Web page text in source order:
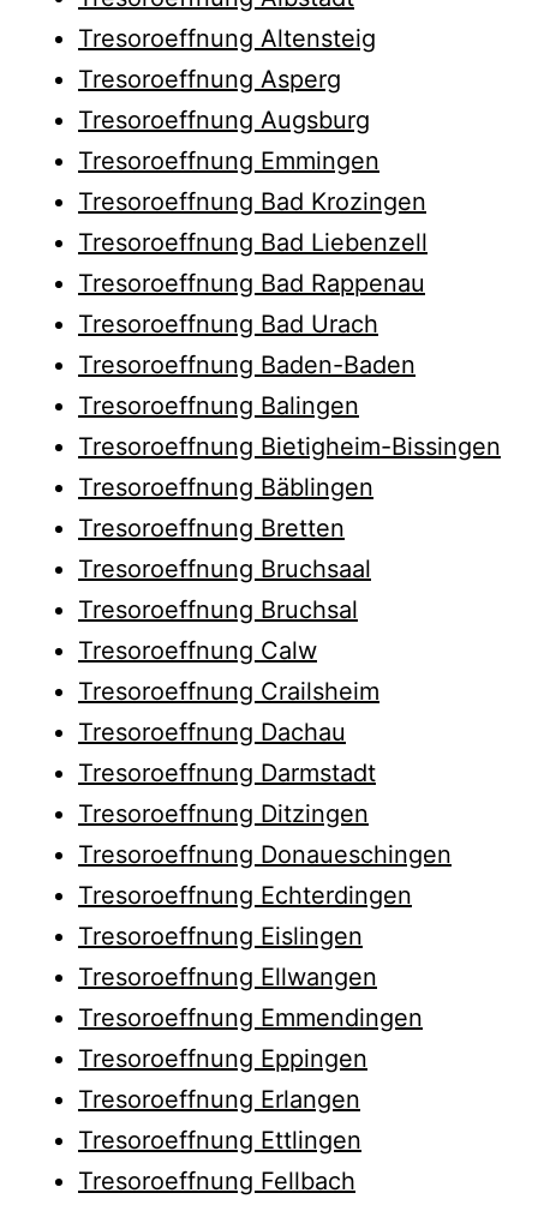
Tresoroeffnung Altensteig
Tresoroeffnung Asperg
Tresoroeffnung Augsburg
Tresoroeffnung Emmingen
Tresoroeffnung Bad Krozingen
Tresoroeffnung Bad Liebenzell
Tresoroeffnung Bad Rappenau
Tresoroeffnung Bad Urach
Tresoroeffnung Baden-Baden
Tresoroeffnung Balingen
Tresoroeffnung Bietigheim-Bissingen
Tresoroeffnung Bäblingen
Tresoroeffnung Bretten
Tresoroeffnung Bruchsaal
Tresoroeffnung Bruchsal
Tresoroeffnung Calw
Tresoroeffnung Crailsheim
Tresoroeffnung Dachau
Tresoroeffnung Darmstadt
Tresoroeffnung Ditzingen
Tresoroeffnung Donaueschingen
Tresoroeffnung Echterdingen
Tresoroeffnung Eislingen
Tresoroeffnung Ellwangen
Tresoroeffnung Emmendingen
Tresoroeffnung Eppingen
Tresoroeffnung Erlangen
Tresoroeffnung Ettlingen
Tresoroeffnung Fellbach